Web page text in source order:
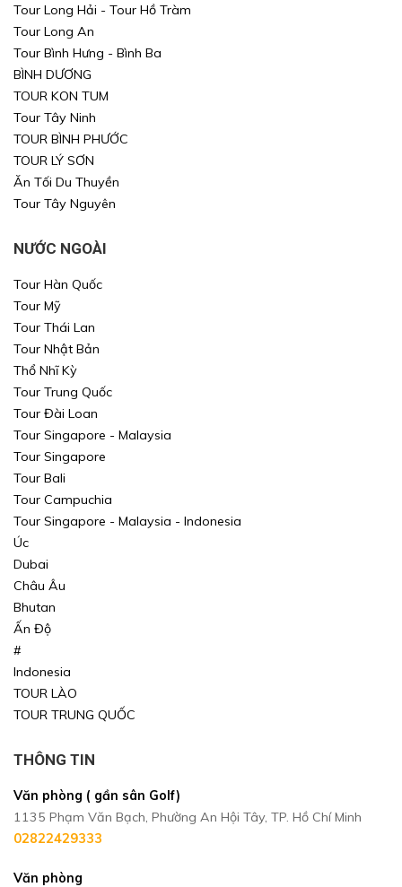
Tour Long Hải - Tour Hồ Tràm
Tour Long An
Tour Bình Hưng - Bình Ba
BÌNH DƯƠNG
TOUR KON TUM
Tour Tây Ninh
TOUR BÌNH PHƯỚC
TOUR LÝ SƠN
Ăn Tối Du Thuyền
Tour Tây Nguyên
NƯỚC NGOÀI
Tour Hàn Quốc
Tour Mỹ
Tour Thái Lan
Tour Nhật Bản
Thổ Nhĩ Kỳ
Tour Trung Quốc
Tour Đài Loan
Tour Singapore - Malaysia
Tour Singapore
Tour Bali
Tour Campuchia
Tour Singapore - Malaysia - Indonesia
Úc
Dubai
Châu Âu
Bhutan
Ấn Độ
#
Indonesia
TOUR LÀO
TOUR TRUNG QUỐC
THÔNG TIN
Văn phòng ( gần sân Golf)
1135 Phạm Văn Bạch, Phường An Hội Tây, TP. Hồ Chí Minh
02822429333
Văn phòng